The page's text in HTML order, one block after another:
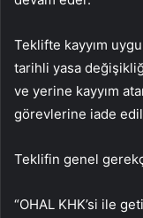
Teklifte kayyım
tarihli yasa
ve yerine kayyım
görevlerine iade
Teklifin genel
“OHAL KHK’si ile